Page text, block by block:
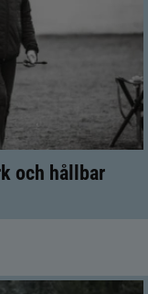
och hållbar